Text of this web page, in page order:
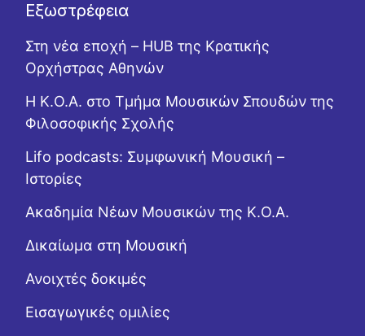
Εξωστρέφεια
Στη νέα εποχή – HUB της Κρατικής
Ορχήστρας Αθηνών
Η Κ.Ο.Α. στο Τμήμα Μουσικών Σπουδών της
Φιλοσοφικής Σχολής
Lifo podcasts: Συμφωνική Μουσική –
Ιστορίες
Ακαδημία Νέων Μουσικών της Κ.Ο.Α.
Δικαίωμα στη Μουσική
Ανοιχτές δοκιμές
Εισαγωγικές ομιλίες